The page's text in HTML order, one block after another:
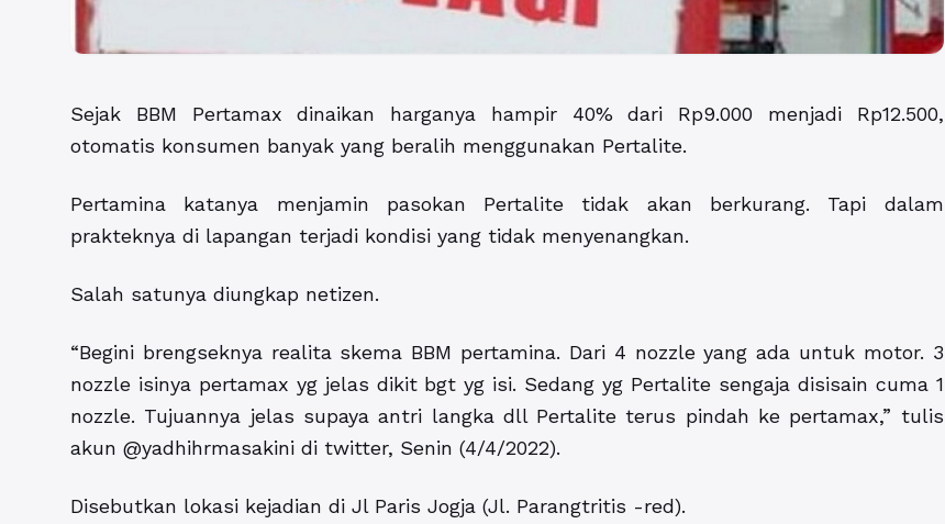
Sejak BBM Pertamax dinaikan harganya hampir 40% dari Rp9.000 menjadi Rp12.500,
otomatis konsumen banyak yang beralih menggunakan Pertalite.
Pertamina katanya menjamin pasokan Pertalite tidak akan berkurang. Tapi dalam
prakteknya di lapangan terjadi kondisi yang tidak menyenangkan.
Salah satunya diungkap netizen.
“Begini brengseknya realita skema BBM pertamina. Dari 4 nozzle yang ada untuk motor. 3
nozzle isinya pertamax yg jelas dikit bgt yg isi. Sedang yg Pertalite sengaja disisain cuma 1
nozzle. Tujuannya jelas supaya antri langka dll Pertalite terus pindah ke pertamax,” tulis
akun @yadhihrmasakini di twitter, Senin (4/4/2022).
Disebutkan lokasi kejadian di Jl Paris Jogja (Jl. Parangtritis -red).